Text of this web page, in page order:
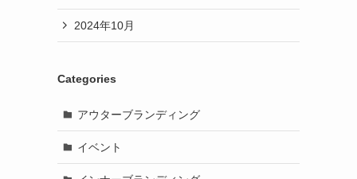
2024年10月
Categories
アウターブランディング
イベント